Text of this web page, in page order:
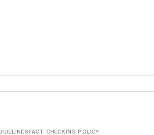
FACT CHECKING POLICY